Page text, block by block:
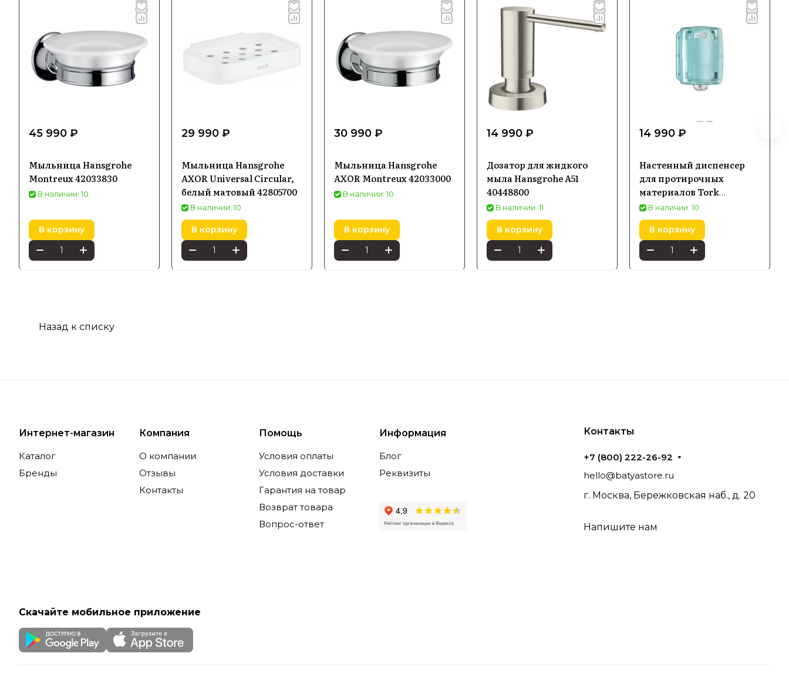
45 990 ₽
Мыльница Hansgrohe
Montreux 42033830
В наличии: 10
В корзину
29 990 ₽
Мыльница Hansgrohe
AXOR Universal Circular,
белый матовый 42805700
В наличии: 10
В корзину
30 990 ₽
Мыльница Hansgrohe
AXOR Montreux 42033000
В наличии: 10
В корзину
14 990 ₽
Дозатор для жидкого
мыла Hansgrohe A51
40448800
В наличии: 11
В корзину
14 990 ₽
Настенный диспенсер
для протирочных
материалов Tork
Performance в малых
рулонах, белый и
бирюзовый (653000)
В наличии: 10
В корзину
Назад к списку
Интернет-магазин
Каталог
Бренды
Компания
О компании
Отзывы
Контакты
Помощь
Условия оплаты
Условия доставки
Гарантия на товар
Возврат товара
Вопрос-ответ
Информация
Блог
Реквизиты
Контакты
+7 (800) 222-26-92
hello@batyastore.ru
г. Москва, Бережковская наб., д. 20
Напишите нам
Скачайте мобильное приложение